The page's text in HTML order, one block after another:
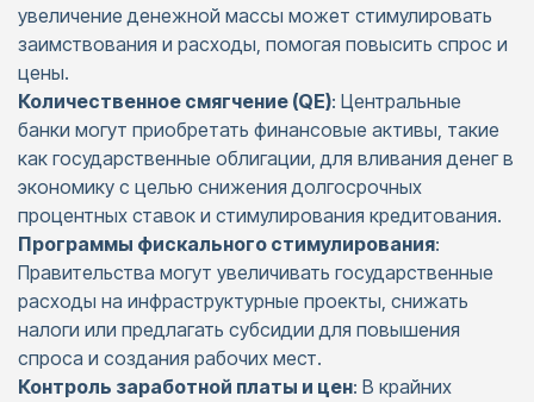
увеличение денежной массы может стимулировать
заимствования и расходы, помогая повысить спрос и
цены.​
Количественное смягчение (QE): Центральные
банки могут приобретать финансовые активы, такие
как государственные облигации, для вливания денег в
экономику с целью снижения долгосрочных
процентных ставок и стимулирования кредитования.​
Программы фискального стимулирования:
Правительства могут увеличивать государственные
расходы на инфраструктурные проекты, снижать
налоги или предлагать субсидии для повышения
спроса и создания рабочих мест.​
Контроль заработной платы и цен: В крайних